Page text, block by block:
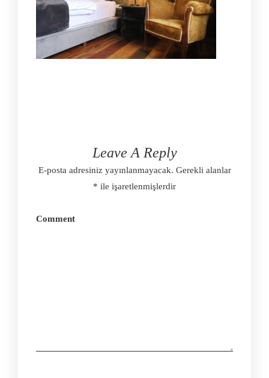
Leave A Reply
E-posta adresiniz yayınlanmayacak. Gerekli alanlar
* ile işaretlenmişlerdir
Comment